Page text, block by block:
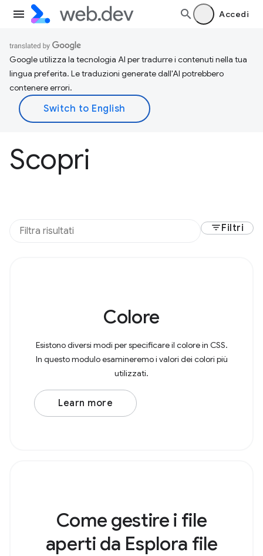
Accedi
Google utilizza la tecnologia AI per tradurre i contenuti nella tua
lingua preferita. Le traduzioni generate dall'AI potrebbero
contenere errori.
Scopri
filter_listFiltri
Colore
Esistono diversi modi per specificare il colore in CSS.
In questo modulo esamineremo i valori dei colori più
utilizzati.
Learn more
Come gestire i file
aperti da Esplora file